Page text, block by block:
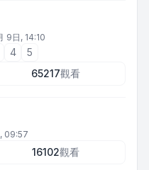
9日, 14:10
4
5
65217觀看
, 09:57
16102觀看